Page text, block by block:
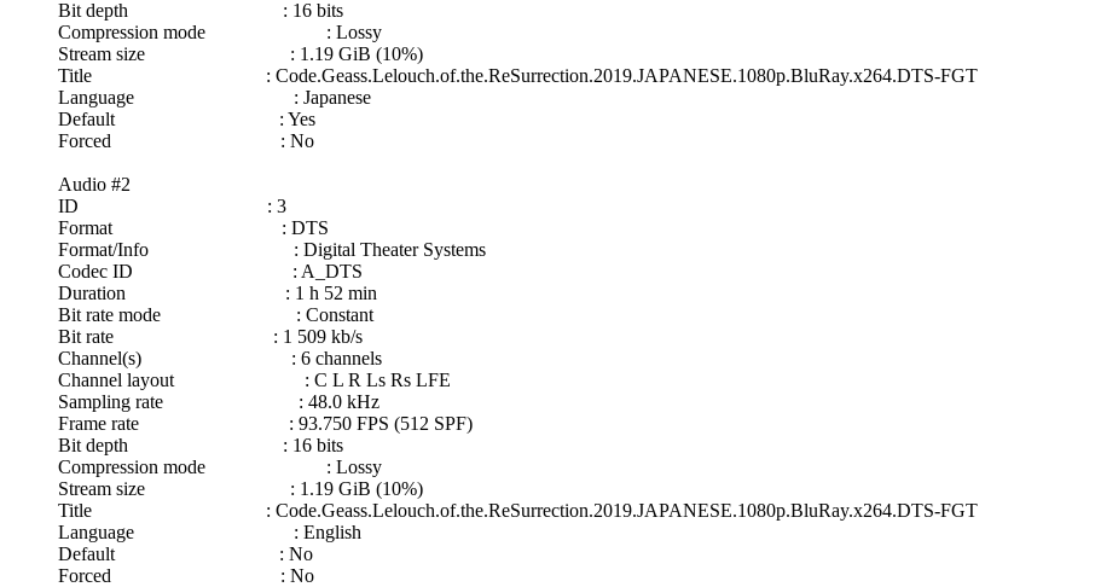
Bit depth : 16 bits
Compression mode : Lossy
Stream size : 1.19 GiB (10%)
Title : Code.Geass.Lelouch.of.the.ReSurrection.2019.JAPANESE.1080p.BluRay.x264.DTS-FGT
Language : Japanese
Default : Yes
Forced : No
Audio #2
ID : 3
Format : DTS
Format/Info : Digital Theater Systems
Codec ID : A_DTS
Duration : 1 h 52 min
Bit rate mode : Constant
Bit rate : 1 509 kb/s
Channel(s) : 6 channels
Channel layout : C L R Ls Rs LFE
Sampling rate : 48.0 kHz
Frame rate : 93.750 FPS (512 SPF)
Bit depth : 16 bits
Compression mode : Lossy
Stream size : 1.19 GiB (10%)
Title : Code.Geass.Lelouch.of.the.ReSurrection.2019.JAPANESE.1080p.BluRay.x264.DTS-FGT
Language : English
Default : No
Forced : No